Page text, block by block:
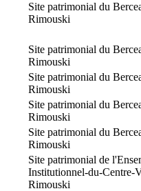
Site patrimonial du
Rimouski
Site patrimonial du
Rimouski
Site patrimonial du
Rimouski
Site patrimonial du
Rimouski
Site patrimonial du
Rimouski
Site patrimonial de
Institutionnel-du-Centre-
Rimouski